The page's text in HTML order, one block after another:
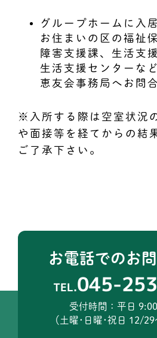
グループホームに入
お住まいの区の福祉
障害支援課、生活支
生活支援センターな
恵友会事務局へお問
※入所する際は空室状況
や面接等を経てからの結
ご了承下さい。
お電話でのお
TEL.045-
受付時間：平日
（土曜･日曜･祝日 12/